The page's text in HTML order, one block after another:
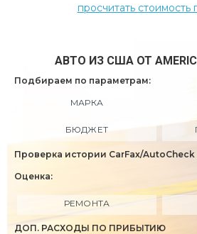
просчитать стоимость
АВТО ИЗ США ОТ
Подбираем по параметрам:
МАРКА
БЮДЖЕТ
Проверка истории CarFax/AutoCheck
Оценка:
РЕМОНТА
ДОП. РАСХОДЫ ПО ПРИБЫТИЮ